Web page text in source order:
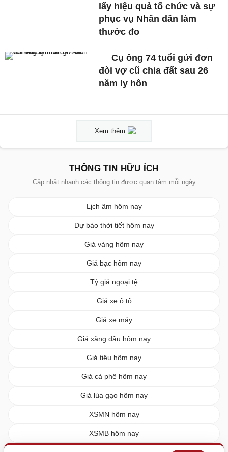
lấy hiệu quả tổ chức và sự
phục vụ Nhân dân làm
thước đo
Cụ ông 74 tuổi gửi đơn
đòi vợ cũ chia đất sau 26
năm ly hôn
Xem thêm
THÔNG TIN HỮU ÍCH
Cập nhật nhanh các thông tin được quan tâm mỗi ngày
Lịch âm hôm nay
Dự báo thời tiết hôm nay
Giá vàng hôm nay
Giá bạc hôm nay
Tỷ giá ngoại tệ
Giá xe ô tô
Giá xe máy
Giá xăng dầu hôm nay
Giá tiêu hôm nay
Giá cà phê hôm nay
Giá lúa gạo hôm nay
XSMN hôm nay
XSMB hôm nay